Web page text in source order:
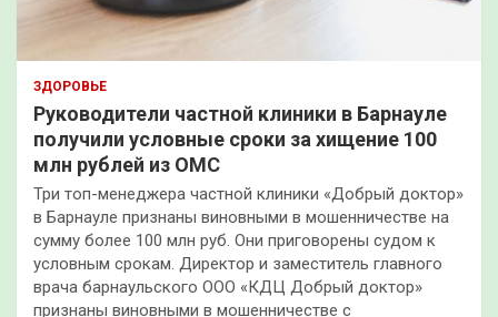
ЗДОРОВЬЕ
Руководители частной клиники в Барнауле
получили условные сроки за хищение 100
млн рублей из ОМС
Три топ-менеджера частной клиники «Добрый доктор»
в Барнауле признаны виновными в мошенничестве на
сумму более 100 млн руб. Они приговорены судом к
условным срокам. Директор и заместитель главного
врача барнаульского ООО «КДЦ Добрый доктор»
признаны виновными в мошенничестве с